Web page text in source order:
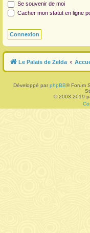
Se souvenir de moi
Cacher mon statut en ligne
Le Palais de Zelda
Développé par phpBB® Forum
© 2003-2019